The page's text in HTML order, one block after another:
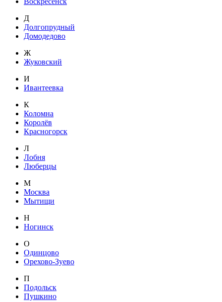
Д
Долгопрудный
Домодедово
Ж
Жуковский
И
Ивантеевка
К
Коломна
Королёв
Красногорск
Л
Лобня
Люберцы
М
Москва
Мытищи
Н
Ногинск
О
Одинцово
Орехово-Зуево
П
Подольск
Пушкино